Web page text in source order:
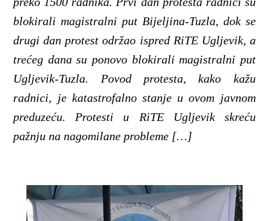
blokirali magistralni put Bijeljina-Tuzla, dok se
drugi dan protest održao ispred RiTE Ugljevik, a
trećeg dana su ponovo blokirali magistralni put
Ugljevik-Tuzla. Povod protesta, kako kažu
radnici, je katastrofalno stanje u ovom javnom
preduzeću. Protesti u RiTE Ugljevik skreću
pažnju na nagomilane probleme […]